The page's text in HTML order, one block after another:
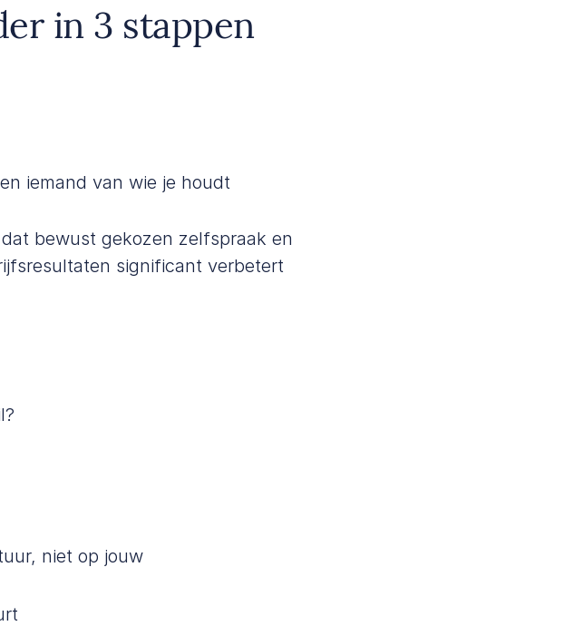
in 3 stappen
iemand van wie je houdt
bewust gekozen zelfspraak en
significant verbetert
niet op jouw